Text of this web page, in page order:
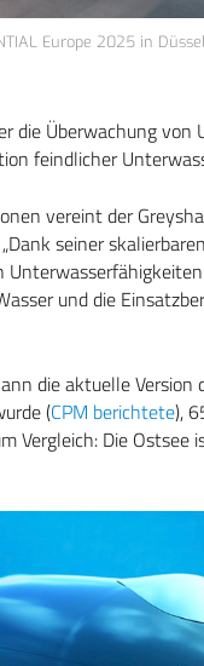
Europe 2025 in
die Überwachung von
feindlicher
vereint der
seiner
und die
die aktuelle Version
(CPM berichtete),
Vergleich: Die